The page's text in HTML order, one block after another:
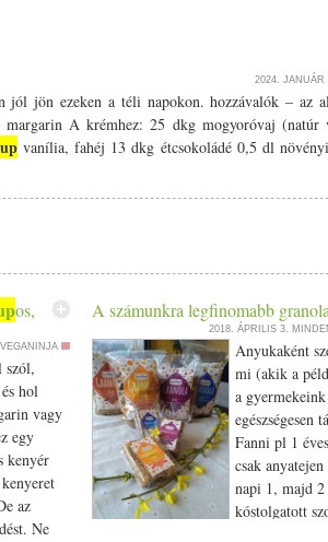
2024. JANUÁR
jól jön ezeken a téli napokon. hozzávalók – az
A krémhez: 25 dkg mogyoróvaj (natúr
vanília, fahéj 13 dkg étcsokoládé 0,5 dl
os,
VEGANINJA
szól,
hol
vagy
egy
kenyér
az
Ne
A számunkra legfinomabb
2018. ÁPRILIS 3.
Anyukaként
mi (akik a
a
egészségesen
Fanni pl 1
csak
napi 1, majd 2
kóstolgatott